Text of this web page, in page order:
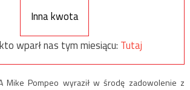
Inna kwota
wparł nas tym miesiącu: Tutaj
Mike Pompeo wyraził w środę zadowolenie z